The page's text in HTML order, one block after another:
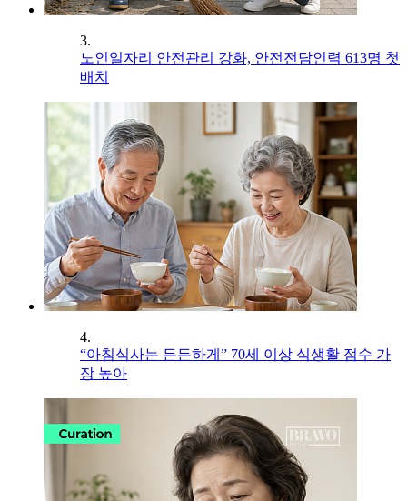
3.
노인일자리 안전관리 강화, 안전전담인력 613명 첫
배치
4.
“아침식사는 든든하게” 70세 이상 식생활 점수 가
장 높아